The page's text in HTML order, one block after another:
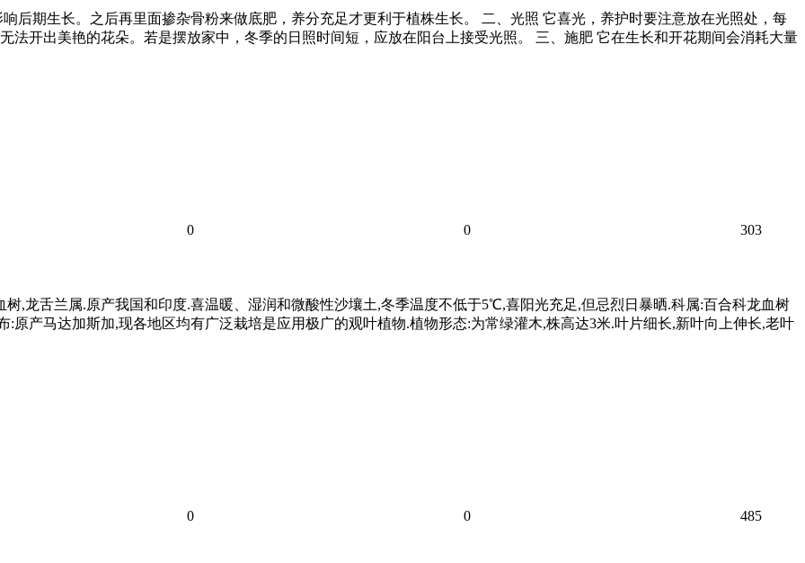
后期生长。之后再里面掺杂骨粉来做底肥，养分充足才更利于植株生长。 二、光照 它喜光，养护时要注意放在光照处，每
法开出美艳的花朵。若是摆放家中，冬季的日照时间短，应放在阳台上接受光照。 三、施肥 它在生长和开花期间会消耗大量
0 0 303
,龙舌兰属.原产我国和印度.喜温暖、湿润和微酸性沙壤土,冬季温度不低于5℃,喜阳光充足,但忌烈日暴晒.科属:百合科龙血树
原产马达加斯加,现各地区均有广泛栽培是应用极广的观叶植物.植物形态:为常绿灌木,株高达3米.叶片细长,新叶向上伸长,老叶
0 0 485